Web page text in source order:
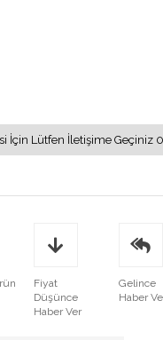
İçin Lütfen İletişime Geçiniz
Fiyat
Düşünce
Haber Ver
Gelince
Haber